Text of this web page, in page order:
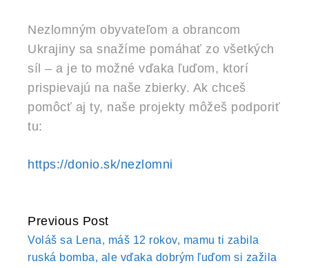
Nezlomným obyvateľom a obrancom
Ukrajiny sa snažíme pomáhať zo všetkých
síl – a je to možné vďaka ľuďom, ktorí
prispievajú na naše zbierky. Ak chceš
pomôcť aj ty, naše projekty môžeš podporiť
tu:
https://donio.sk/nezlomni
CONTINUE
READING
Previous Post
Voláš sa Lena, máš 12 rokov, mamu ti zabila
ruská bomba, ale vďaka dobrým ľuďom si zažila